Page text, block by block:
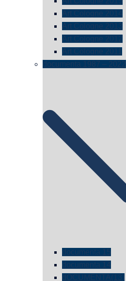
Art Cologne 2014
Art Cologne 2013
Art Cologne 2012
Art Cologne 2011
documenta 1987 – 2022
documenta 15
documenta 14
dOCUMENTA(13)